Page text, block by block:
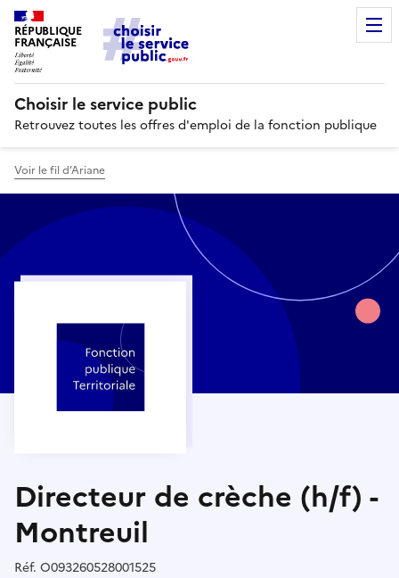
RÉPUBLIQUE
FRANÇAISE
Choisir le service public
Retrouvez toutes les offres d'emploi de la fonction publique
Voir le fil d’Ariane
Directeur de crèche (h/f) -
Montreuil
Réf. Référence :
O093260528001525